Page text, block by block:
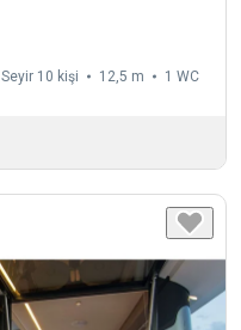
Seyir 10 kişi 12,5 m 1 WC